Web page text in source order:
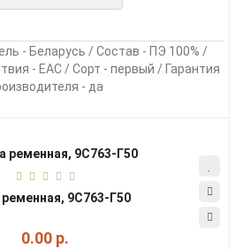
- Беларусь / Состав - ПЭ 100% /
- EAC / Сорт - первый / Гарантия
- да
9С763-Г50
0.00 р.